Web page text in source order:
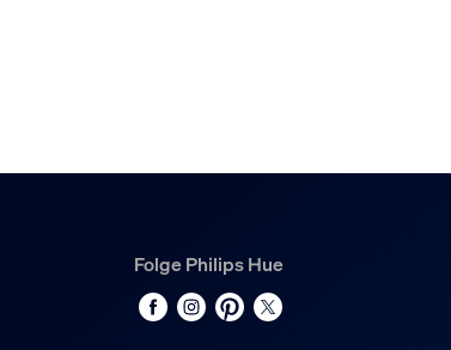
Garten, Patio
Packmaße und
Folge Philips Hue